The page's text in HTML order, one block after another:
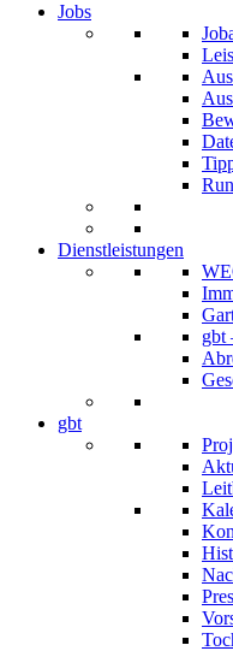
Jobs
Dienstleistungen
gbt
gbt